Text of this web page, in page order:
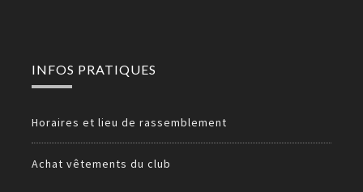
INFOS PRATIQUES
Horaires et lieu de rassemblement
Achat vêtements du club